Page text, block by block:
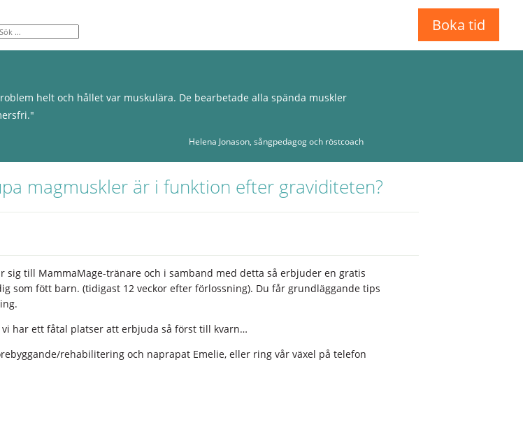
Boka tid
helt och hållet var muskulära. De bearbetade alla spända muskler
Helena Jonason, sångpedagog och röstcoach
magmuskler är i funktion efter graviditeten?
sig till MammaMage-tränare och i samband med detta så erbjuder en gratis
som fött barn. (tidigast 12 veckor efter förlossning). Du får grundläggande tips
har ett fåtal platser att erbjuda så först till kvarn…
rehabilitering och naprapat Emelie, eller ring vår växel på telefon